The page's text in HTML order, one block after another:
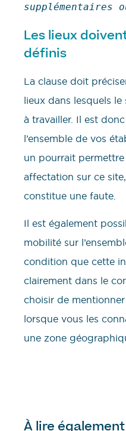
supplémentaires
Les lieux
définis
La clause doit
lieux dans lesquels
à travailler. Il est
l’ensemble de vos
un pourrait
affectation sur ce
constitue une faute.
Il est également
mobilité sur
condition que cette
clairement dans le
choisir de
lorsque vous les
une zone
À lire également